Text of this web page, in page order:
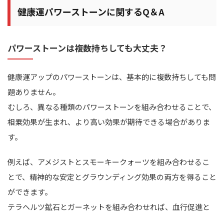
健康運パワーストーンに関するQ＆A
パワーストーンは複数持ちしても大丈夫？
健康運アップのパワーストーンは、基本的に複数持ちしても問
題ありません。
むしろ、異なる種類のパワーストーンを組み合わせることで、
相乗効果が生まれ、より高い効果が期待できる場合がありま
す。
例えば、アメジストとスモーキークォーツを組み合わせるこ
とで、精神的な安定とグラウンディング効果の両方を得ること
ができます。
テラヘルツ鉱石とガーネットを組み合わせれば、血行促進と